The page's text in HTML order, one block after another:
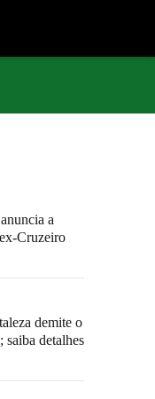
a
Cruzeiro
demite o
detalhes